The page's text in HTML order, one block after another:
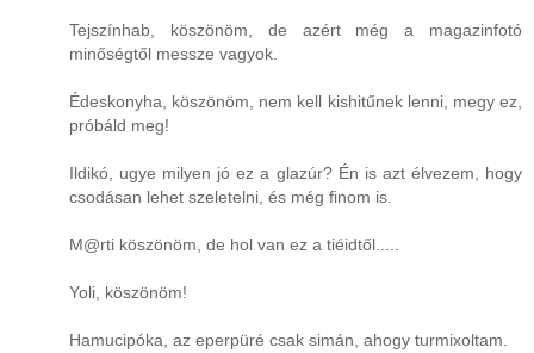
Tejszínhab, köszönöm, de azért még a magazinfotó
minőségtől messze vagyok.
Édeskonyha, köszönöm, nem kell kishitűnek lenni, megy ez,
próbáld meg!
Ildikó, ugye milyen jó ez a glazúr? Én is azt élvezem, hogy
csodásan lehet szeletelni, és még finom is.
M@rti köszönöm, de hol van ez a tiéidtől.....
Yoli, köszönöm!
Hamucipóka, az eperpüré csak simán, ahogy turmixoltam.